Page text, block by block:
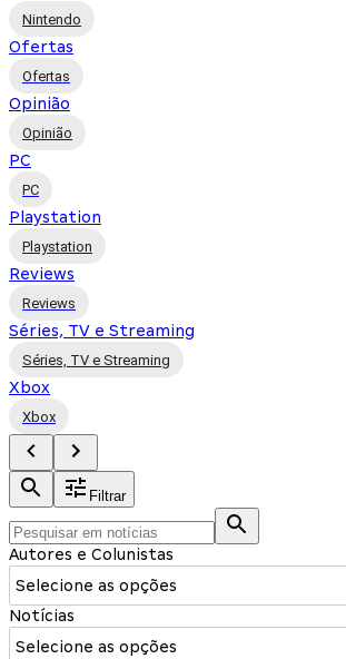
Nintendo
Ofertas
Ofertas
Opinião
Opinião
PC
PC
Playstation
Playstation
Reviews
Reviews
Séries, TV e Streaming
Séries, TV e Streaming
Xbox
Xbox
Filtrar
Autores e Colunistas
Selecione as opções
Notícias
Selecione as opções